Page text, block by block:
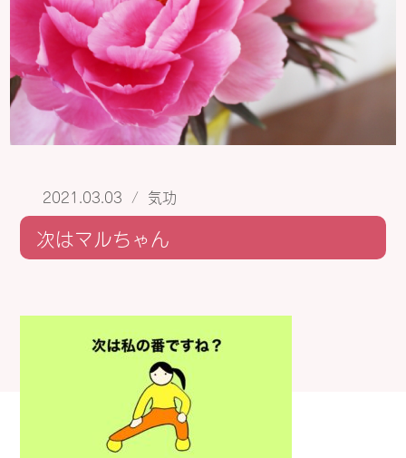
2021.03.03 / 気功
次はマルちゃん